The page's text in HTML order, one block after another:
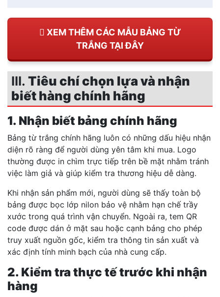
XEM THÊM CÁC MẪU BẢNG TỪ
TRẮNG TẠI ĐÂY
III. Tiêu chí chọn lựa và nhận
biết hàng chính hãng
1. Nhận biết bảng chính hãng
Bảng từ trắng chính hãng luôn có những dấu hiệu nhận
diện rõ ràng để người dùng yên tâm khi mua. Logo
thường được in chìm trực tiếp trên bề mặt nhằm tránh
việc làm giả và giúp kiểm tra thương hiệu dễ dàng.
Khi nhận sản phẩm mới, người dùng sẽ thấy toàn bộ
bảng được bọc lớp nilon bảo vệ nhằm hạn chế trầy
xước trong quá trình vận chuyển. Ngoài ra, tem QR
code được dán ở mặt sau hoặc cạnh bảng cho phép
truy xuất nguồn gốc, kiểm tra thông tin sản xuất và
xác định tính minh bạch của nhà cung cấp.
2. Kiểm tra thực tế trước khi nhận
hàng